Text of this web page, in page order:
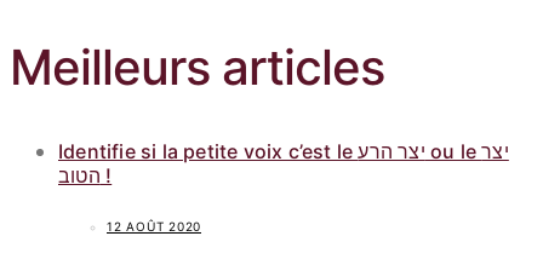
Meilleurs articles
Identifie si la petite voix c’est le יצר הרע ou le יצר
הטוב !
12 AOÛT 2020